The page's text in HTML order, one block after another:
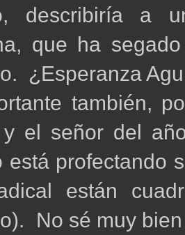
describiría a
que ha
¿Esperanza
también,
y el señor del
está profectando
están
No sé muy